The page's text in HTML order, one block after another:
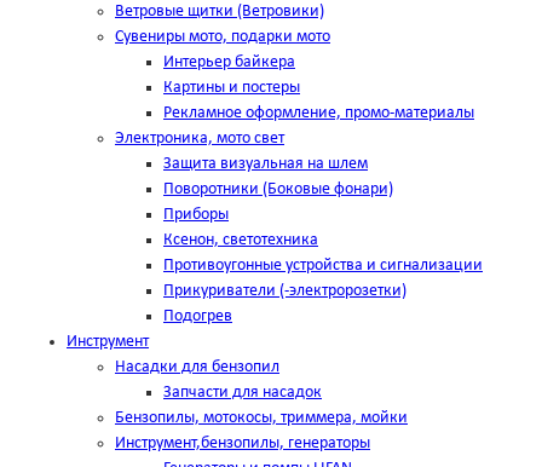
Ветровые щитки (Ветровики)
Сувениры мото, подарки мото
Интерьер байкера
Картины и постеры
Рекламное оформление, промо-материалы
Электроника, мото свет
Защита визуальная на шлем
Поворотники (Боковые фонари)
Приборы
Ксенон, светотехника
Противоугонные устройства и сигнализации
Прикуриватели (-электророзетки)
Подогрев
Инструмент
Насадки для бензопил
Запчасти для насадок
Бензопилы, мотокосы, триммера, мойки
Инструмент,бензопилы, генераторы